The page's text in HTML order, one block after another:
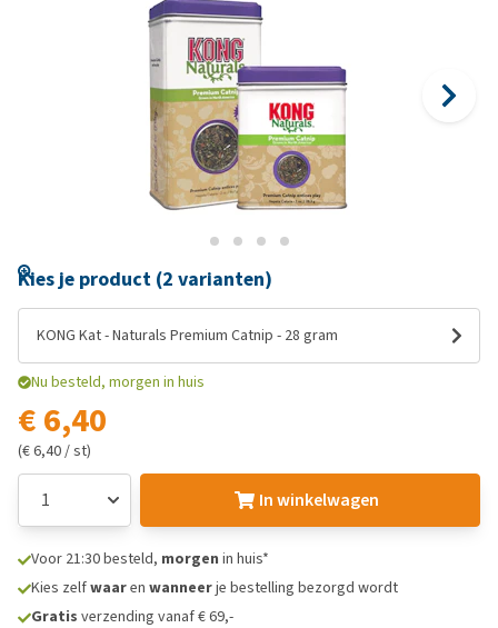
Kies je product (2 varianten)
KONG Kat - Naturals Premium Catnip - 28 gram
Nu besteld, morgen in huis
€ 6,40
(€ 6,40 / st)
In winkelwagen
Voor 21:30 besteld, morgen in huis*
Kies zelfwaaren wanneerje bestelling bezorgd wordt
Gratis verzending vanaf € 69,-